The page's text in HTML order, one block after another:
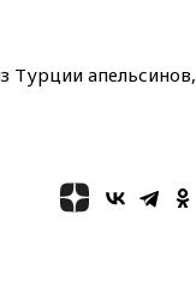
Пентагон
место среди сетей
питания в США
Турции апельсинов,